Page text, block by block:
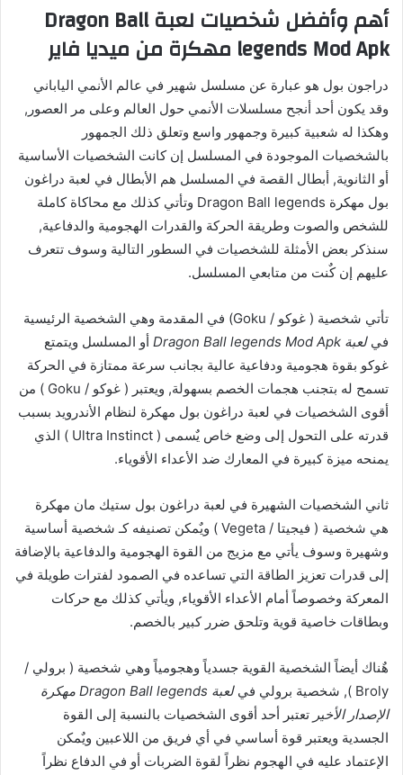
أهم وأفضل شخصيات لعبة Dragon Ball
legends Mod Apk مهكرة من ميديا فاير
دراجون بول هو عبارة عن مسلسل شهير في عالم الأنمي الياباني
وقد يكون أحد أنجح مسلسلات الأنمي حول العالم وعلى مر العصور,
وهكذا له شعبية كبيرة وجمهور واسع وتعلق ذلك الجمهور
بالشخصيات الموجودة في المسلسل إن كانت الشخصيات الأساسية
أو الثانوية, أبطال القصة في المسلسل هم الأبطال في لعبة دراغون
بول مهكرة Dragon Ball legends وتأتي كذلك مع محاكاة كاملة
للشخص والصوت وطريقة الحركة والقدرات الهجومية والدفاعية,
سنذكر بعض الأمثلة للشخصيات في السطور التالية وسوف تتعرف
عليهم إن كٌنت من متابعي المسلسل.
تأتي شخصية ( غوكو / Goku) في المقدمة وهي الشخصية الرئيسية
فيلعبة Dragon Ball legends Mod Apk
أو المسلسل ويتمتع
غوكو بقوة هجومية ودفاعية عالية بجانب سرعة ممتازة في الحركة
تسمح له بتجنب هجمات الخصم بسهولة, ويعتبر ( غوكو / Goku ) من
أقوى الشخصيات في لعبة دراغون بول مهكرة لنظام الأندرويد بسبب
قدرته على التحول إلى وضع خاص يٌسمى ( Ultra Instinct ) الذي
يمنحه ميزة كبيرة في المعارك ضد الأعداء الأقوياء.
ثاني الشخصيات الشهيرة في لعبة دراغون بول ستيك مان مهكرة
هي شخصية ( فيجيتا / Vegeta ) ويٌمكن تصنيفه كـ شخصية أساسية
وشهيرة وسوف يأتي مع مزيج من القوة الهجومية والدفاعية بالإضافة
إلى قدرات تعزيز الطاقة التي تساعده في الصمود لفترات طويلة في
المعركة وخصوصاً أمام الأعداء الأقوياء, ويأتي كذلك مع حركات
وبطاقات خاصية قوية وتلحق ضرر كبير بالخصم.
هٌناك أيضاً الشخصية القوية جسدياً وهجومياً وهي شخصية ( برولي /
Broly ), شخصية برولي في
لعبة Dragon Ball legends مهكرة
الإصدار الأخير تعتبر أحد أقوى الشخصيات بالنسبة إلى القوة
الجسدية ويعتبر قوة أساسي في أي فريق من اللاعبين ويٌمكن
الإعتماد عليه في الهجوم نظراً لقوة الضربات أو في الدفاع نظراً